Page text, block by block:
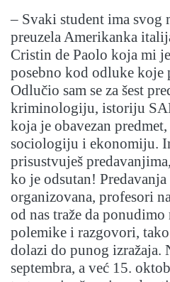
– Svaki student ima svog
preuzela Amerikanka
Cristin de Paolo koja mi
posebno kod odluke koje
Odlučio sam se za šest
kriminologiju, istoriju
koja je obavezan
sociologiju i ekonomiju.
prisustvuješ
ko je odsutan!
organizovana, profesori
od nas traže da ponudimo
polemike i razgovori,
dolazi do punog izražaja.
septembra, a već 15.